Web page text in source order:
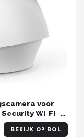
voor
Wi-Fi -
BEKIJK OP BOL